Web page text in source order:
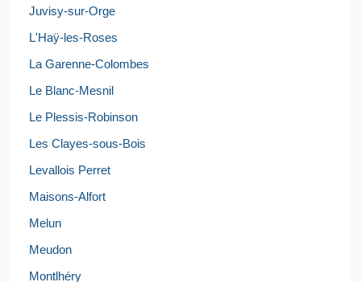
Juvisy-sur-Orge
L'Haÿ-les-Roses
La Garenne-Colombes
Le Blanc-Mesnil
Le Plessis-Robinson
Les Clayes-sous-Bois
Levallois Perret
Maisons-Alfort
Melun
Meudon
Montlhéry